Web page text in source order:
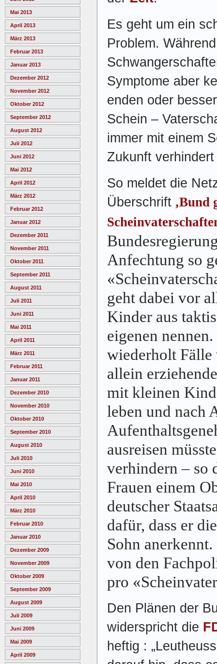
Mai 2013
April 2013
März 2013
Februar 2013
Januar 2013
Dezember 2012
November 2012
Oktober 2012
September 2012
August 2012
Juli 2012
Juni 2012
Mai 2012
April 2012
März 2012
Februar 2012
Januar 2012
Dezember 2011
November 2011
Oktober 2011
September 2011
August 2011
Juli 2011
Juni 2011
Mai 2011
April 2011
März 2011
Februar 2011
Januar 2011
Dezember 2010
November 2010
Oktober 2010
September 2010
August 2010
Juli 2010
Juni 2010
Mai 2010
April 2010
März 2010
Februar 2010
Januar 2010
Dezember 2009
November 2009
Oktober 2009
September 2009
August 2009
Juli 2009
Juni 2009
Mai 2009
April 2009
Es geht um ein
Problem.
Symptome aber
enden oder
Schein –
immer mit einem
Zukunft
So meldet die
Überschrift ‚Bund
Anfechtung so
geht dabei vor
Kinder aus
eigenen
wiederholt Fälle
allein
mit kleinen
leben und nach
ausreisen
verhindern – so
Frauen einem
deutscher
dafür, dass er
Sohn
von den
pro
Den Plänen der
widerspricht die
heftig :